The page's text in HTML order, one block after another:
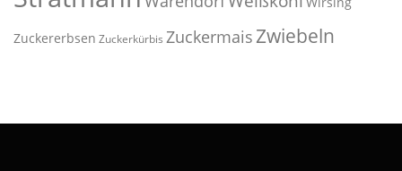
Zuckererbsen Zuckerkürbis Zuckermais Zwiebeln